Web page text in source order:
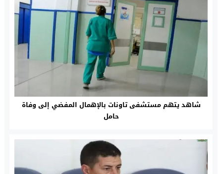
شاهد يتهم مستشفى تاونات بالإهمال المفضي إلى وفاة
حامل